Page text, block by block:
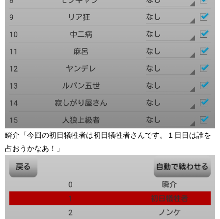
瞬介「今回の初日犠牲者は初日犠牲者さんです。１日目は誰を
占おうかなあ！」